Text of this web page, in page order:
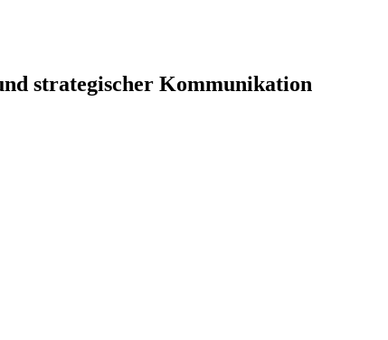
strategischer Kommunikation